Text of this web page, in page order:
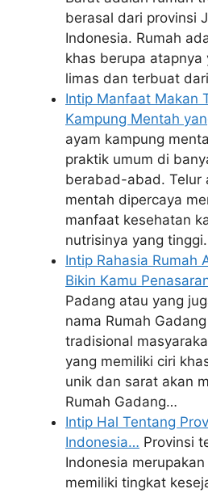
berasal dari provinsi
Indonesia. Rumah
khas berupa
limas dan terbuat
Intip Manfaat Makan
Kampung Mentah
ayam kampung
praktik umum di
berabad-abad. Telur
mentah dipercaya
manfaat kesehatan
nutrisinya yang
Intip Rahasia Rumah
Bikin Kamu
Padang atau yang
nama Rumah
tradisional
yang memiliki ciri
unik dan sarat akan
Rumah Gadang…
Intip Hal Tentang
Indonesia… Provinsi
Indonesia
memiliki tingkat